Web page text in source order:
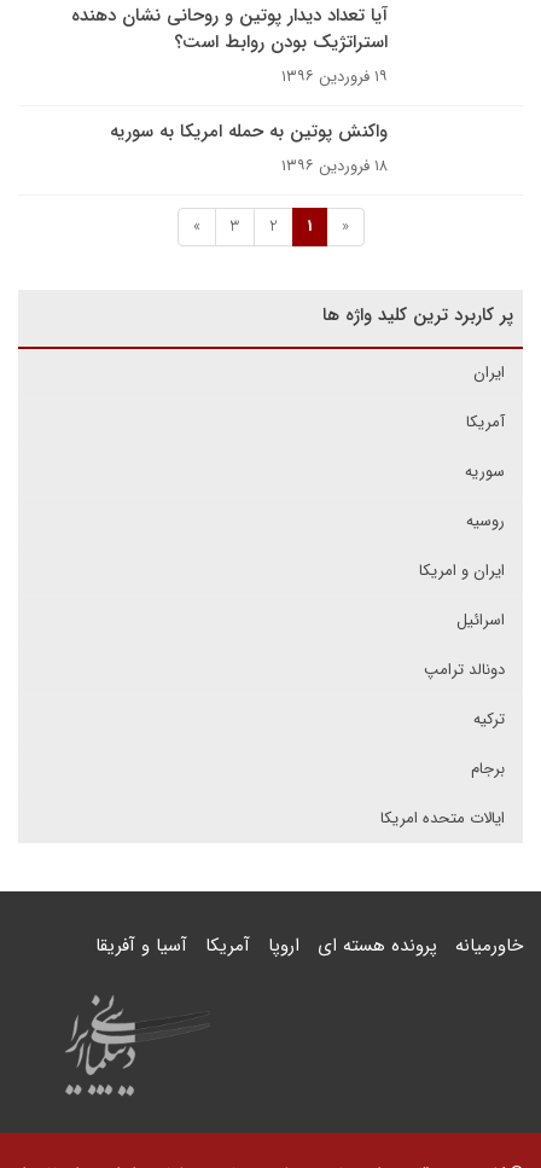
آیا تعداد دیدار پوتین و روحانی نشان دهنده
استراتژیک بودن روابط است؟
۱۹ فروردین ۱۳۹۶
واکنش پوتین به حمله امریکا به سوریه
۱۸ فروردین ۱۳۹۶
«
1
2
3
»
پر کاربرد ترین کلید واژه ها
ایران
آمریکا
سوریه
روسیه
ایران و امریکا
اسرائیل
دونالد ترامپ
ترکیه
برجام
ایالات متحده امریکا
خاورمیانه پرونده هسته ای اروپا آمریکا آسیا و آفریقا